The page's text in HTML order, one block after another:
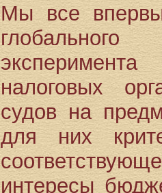
Мы все
налоговых
судов на
для них
интересы